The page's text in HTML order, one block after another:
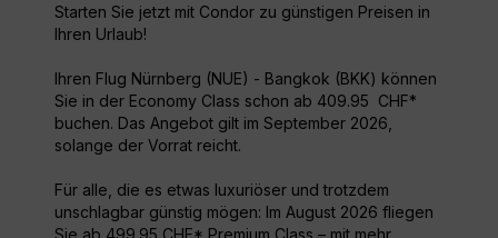
Starten Sie jetzt mit Condor zu günstigen Preisen in
Ihren Urlaub!
Ihren Flug Nürnberg (NUE) - Bangkok (BKK) können
Sie in der Economy Class schon ab 409.95 CHF*
buchen. Das Angebot gilt im September 2026,
solange der Vorrat reicht.
Für alle, die es etwas luxuriöser und trotzdem
unschlagbar günstig mögen: Im August 2026 fliegen